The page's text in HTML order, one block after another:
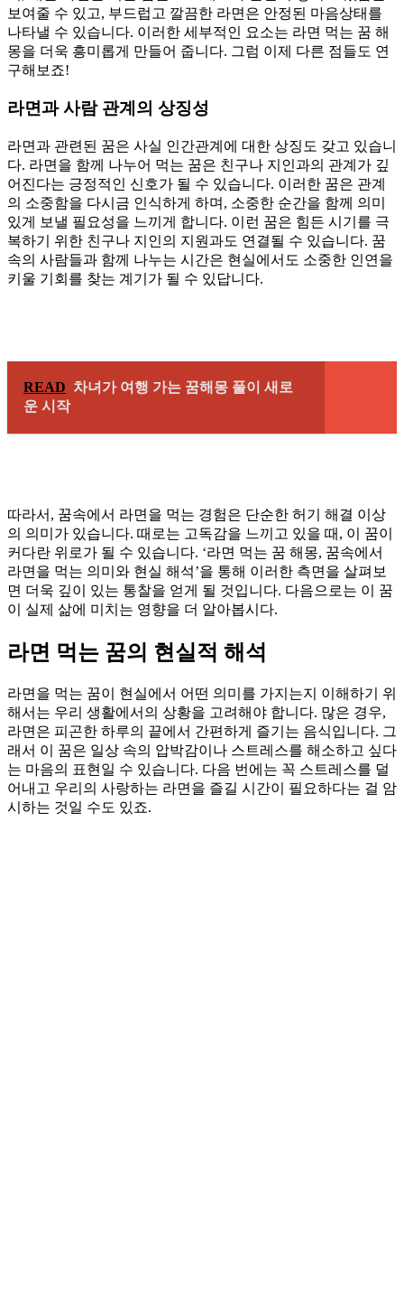
보여줄 수 있고, 부드럽고 깔끔한 라면은 안정된 마음상태를
나타낼 수 있습니다. 이러한 세부적인 요소는 라면 먹는 꿈 해
몽을 더욱 흥미롭게 만들어 줍니다. 그럼 이제 다른 점들도 연
구해보죠!
라면과 사람 관계의 상징성
라면과 관련된 꿈은 사실 인간관계에 대한 상징도 갖고 있습니
다. 라면을 함께 나누어 먹는 꿈은 친구나 지인과의 관계가 깊
어진다는 긍정적인 신호가 될 수 있습니다. 이러한 꿈은 관계
의 소중함을 다시금 인식하게 하며, 소중한 순간을 함께 의미
있게 보낼 필요성을 느끼게 합니다. 이런 꿈은 힘든 시기를 극
복하기 위한 친구나 지인의 지원과도 연결될 수 있습니다. 꿈
속의 사람들과 함께 나누는 시간은 현실에서도 소중한 인연을
키울 기회를 찾는 계기가 될 수 있답니다.
READ 차녀가 여행 가는 꿈해몽 풀이 새로
운 시작
따라서, 꿈속에서 라면을 먹는 경험은 단순한 허기 해결 이상
의 의미가 있습니다. 때로는 고독감을 느끼고 있을 때, 이 꿈이
커다란 위로가 될 수 있습니다. ‘라면 먹는 꿈 해몽, 꿈속에서
라면을 먹는 의미와 현실 해석’을 통해 이러한 측면을 살펴보
면 더욱 깊이 있는 통찰을 얻게 될 것입니다. 다음으로는 이 꿈
이 실제 삶에 미치는 영향을 더 알아봅시다.
라면 먹는 꿈의 현실적 해석
라면을 먹는 꿈이 현실에서 어떤 의미를 가지는지 이해하기 위
해서는 우리 생활에서의 상황을 고려해야 합니다. 많은 경우,
라면은 피곤한 하루의 끝에서 간편하게 즐기는 음식입니다. 그
래서 이 꿈은 일상 속의 압박감이나 스트레스를 해소하고 싶다
는 마음의 표현일 수 있습니다. 다음 번에는 꼭 스트레스를 덜
어내고 우리의 사랑하는 라면을 즐길 시간이 필요하다는 걸 암
시하는 것일 수도 있죠.